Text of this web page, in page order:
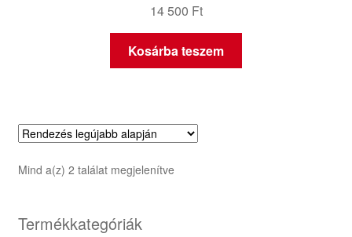
14 500 Ft
Kosárba teszem
Mind a(z) 2 találat megjelenítveSorted
Termékkategóriák